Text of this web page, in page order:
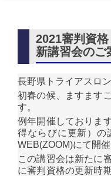
2021審判資
新講習会のご
長野県トライアスロ
初春の候、ますます
す。
例年開催しておりま
得ならびに更新）の
WEB(ZOOM)にて開催
この講習会は新たに
に審判資格の更新時